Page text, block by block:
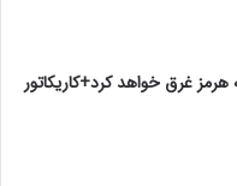
هرمز غرق خواهد کرد+کاریکاتور